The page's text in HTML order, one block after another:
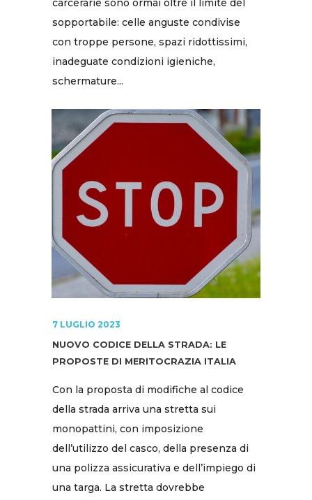
carcerarie sono ormai oltre il limite del
sopportabile: celle anguste condivise
con troppe persone, spazi ridottissimi,
inadeguate condizioni igieniche,
schermature...
7 LUGLIO 2023
NUOVO CODICE DELLA STRADA: LE
PROPOSTE DI MERITOCRAZIA ITALIA
Con la proposta di modifiche al codice
della strada arriva una stretta sui
monopattini, con imposizione
dell’utilizzo del casco, della presenza di
una polizza assicurativa e dell’impiego di
una targa. La stretta dovrebbe